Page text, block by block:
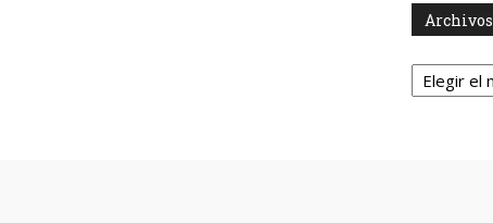
Archivos
Archivos